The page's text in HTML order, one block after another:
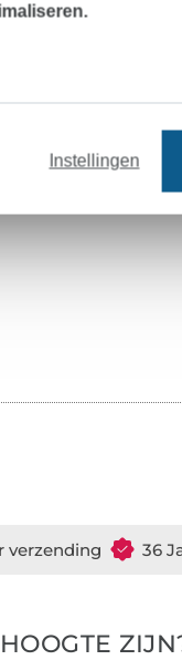
verzending 36
Instellingen